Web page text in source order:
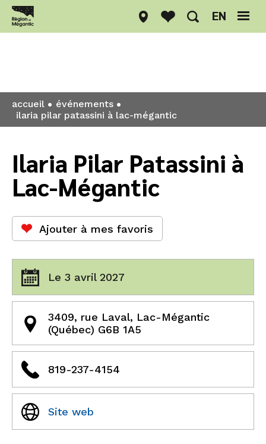
EN
accueil
événements
ilaria pilar patassini à lac-mégantic
Ilaria Pilar Patassini à
Lac-Mégantic
Ajouter à mes favoris
Le 3 avril 2027
3409, rue Laval, Lac-Mégantic
(Québec) G6B 1A5
819-237-4154
Site web